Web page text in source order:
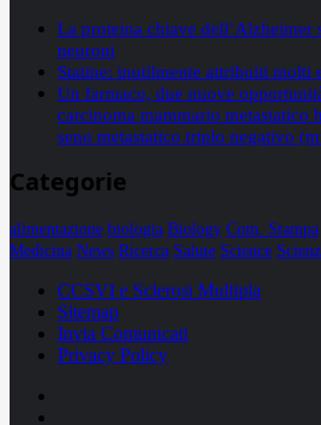
La proteina chiave dell’Alzheimer
neuroni
Statine: inutilmente attribuiti molti
Un farmaco, due nuove
carcinoma mammario metastatico
seno metastatico triplo negativo
Categorie
alimentazione biologia Biology Com. Stampa
Medicina News Ricerca Salute Science
CCSVI e Sclerosi Multipla
Sitemap
Invia Comunicati
Privacy Policy